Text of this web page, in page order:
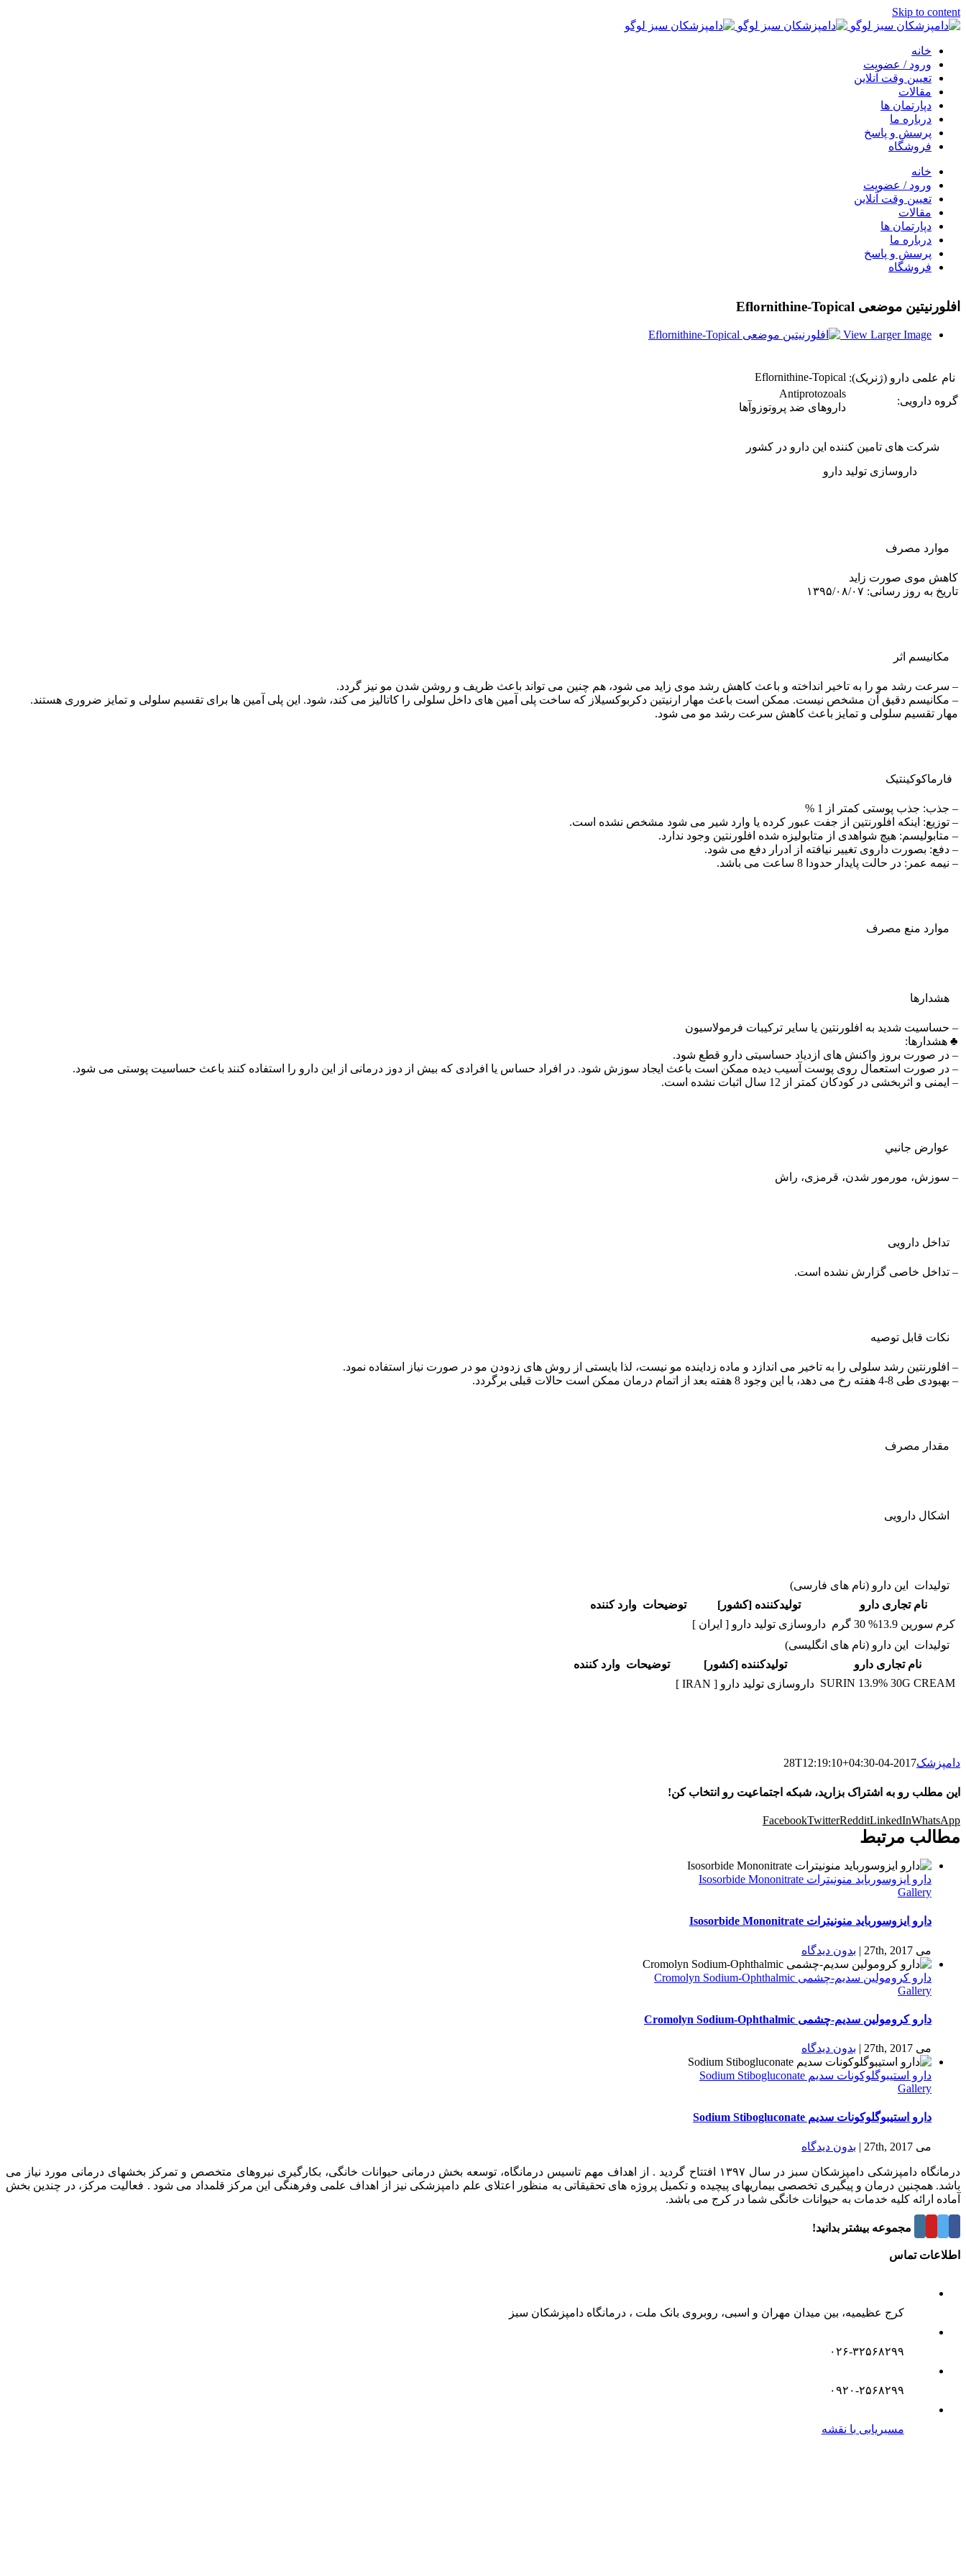
Skip to content
خانه
ورود / عضویت
تعیین وقت آنلاین
مقالات
دپارتمان ها
درباره ما
پرسش و پاسخ
فروشگاه
خانه
ورود / عضویت
تعیین وقت آنلاین
مقالات
دپارتمان ها
درباره ما
پرسش و پاسخ
فروشگاه
افلورنیتین موضعی Eflornithine-Topical
View Larger Image
نام علمی دارو (ژنریک): Eflornithine-Topical
گروه دارویی:
Antiprotozoals
داروهای ضد پروتوزوآها
شرکت های تامین کننده این دارو در کشور
داروسازی تولید دارو
موارد مصرف
کاهش موی صورت زاید
تاریخ به روز رسانی: ۱۳۹۵/۰۸/۰۷
مکانیسم اثر
– سرعت رشد مو را به تاخیر انداخته و باعث کاهش رشد موی زاید می شود، هم چنین می تواند باعث ظریف و روشن شدن مو نیز گردد.
– مکانیسم دقیق آن مشخص نیست. ممکن است باعث مهار ارنیتین دکربوکسیلاز که ساخت پلی آمین های داخل سلولی را کاتالیز می کند، شود. این پلی آمین ها برای تقسیم سلولی و تمایز ضروری هستند.
مهار تقسیم سلولی و تمایز باعث کاهش سرعت رشد مو می شود.
فارماکوکينتيک
– جذب: جذب پوستی کمتر از 1 %
– توزیع: اینکه افلورنتین از جفت عبور کرده یا وارد شیر می شود مشخص نشده است.
– متابولیسم: هیچ شواهدی از متابولیزه شده افلورنتین وجود ندارد.
– دفع: بصورت داروی تغییر نیافته از ادرار دفع می شود.
– نیمه عمر: در حالت پایدار حدودا 8 ساعت می باشد.
موارد منع مصرف
هشدارها
– حساسیت شدید به افلورنتین یا سایر ترکیبات فرمولاسیون
♣ هشدارها:
– در صورت بروز واکنش های ازدیاد حساسیتی دارو قطع شود.
– در صورت استعمال روی پوست آسیب دیده ممکن است باعث ایجاد سوزش شود. در افراد حساس یا افرادی که بیش از دوز درمانی از این دارو را استفاده کنند باعث حساسیت پوستی می شود.
– ایمنی و اثربخشی در کودکان کمتر از 12 سال اثبات نشده است.
عوارض جانبي
– سوزش، مورمور شدن، قرمزی، راش
تداخل دارویی
– تداخل خاصی گزارش نشده است.
نکات قابل توصيه
– افلورنتین رشد سلولی را به تاخیر می اندازد و ماده زداینده مو نیست، لذا بایستی از روش های زدودن مو در صورت نیاز استفاده نمود.
– بهبودی طی 8-4 هفته رخ می دهد، با این وجود 8 هفته بعد از اتمام درمان ممکن است حالات قبلی برگردد.
مقدار مصرف
اشکال دارویی
تولیدات این دارو (نام های فارسی)
نام تجاری دارو
تولیدکننده [کشور] توضیحات وارد کننده
کرم سورین 13.9% 30 گرم
داروسازی تولید دارو [ ایران ]
تولیدات این دارو (نام های انگلیسی)
نام تجاری دارو
تولیدکننده [کشور] توضیحات وارد کننده
SURIN 13.9% 30G CREAM داروسازی تولید دارو [ IRAN ]
دامپزشک2017-04-28T12:19:10+04:30
این مطلب رو به اشتراک بزارید، شبکه اجتماعیت رو انتخاب کن!
FacebookTwitterRedditLinkedInWhatsApp
مطالب مرتبط
دارو ایزوسورباید منونیترات Isosorbide Mononitrate
Gallery
دارو ایزوسورباید منونیترات Isosorbide Mononitrate
می 27th, 2017 | بدون ديدگاه
دارو كرومولين سدیم-چشمی Cromolyn Sodium-Ophthalmic
Gallery
دارو كرومولين سدیم-چشمی Cromolyn Sodium-Ophthalmic
می 27th, 2017 | بدون ديدگاه
دارو استیبوگلوکونات سدیم Sodium Stibogluconate
Gallery
دارو استیبوگلوکونات سدیم Sodium Stibogluconate
می 27th, 2017 | بدون ديدگاه
درمانگاه دامپزشکی دامپزشکان سبز در سال ۱۳۹۷ افتتاح گردید . از اهداف مهم تاسیس درمانگاه، توسعه بخش درمانی حیوانات خانگی، بکارگیری نیروهای متخصص و تمرکز بخشهای درمانی مورد نیاز می
باشد. همچنین درمان و پیگیری تخصصی بیماریهای پیچیده و تکمیل پروژه های تحقیقاتی به منظور اعتلای علم دامپزشکی نیز از اهداف علمی وفرهنگی این مرکز قلمداد می شود . فعالیت مرکز، در چندین بخش
آماده ارائه کلیه خدمات به حیوانات خانگی شما در کرج می باشد.
درباره این مجموعه بیشتر بدانید!
اطلاعات تماس
کرج عظیمیه، بین میدان مهران و اسبی، روبروی بانک ملت ، درمانگاه دامپزشکان سبز
۰۲۶-۳۲۵۶۸۲۹۹
۰۹۲۰-۲۵۶۸۲۹۹
مسیریابی با نقشه